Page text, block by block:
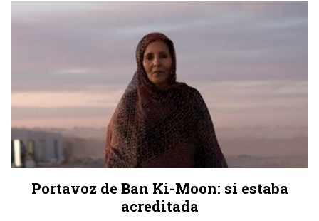
Portavoz de Ban Ki-Moon: sí estaba
acreditada